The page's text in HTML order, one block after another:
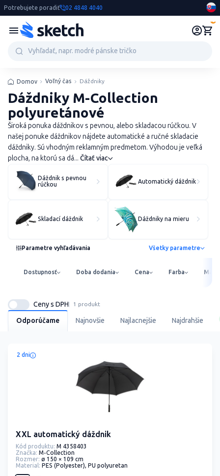
Potrebujete poradiť 02 4848 4040
Domov Voľný čas Dáždniky
Dáždniky M-Collection
polyuretánové
Široká ponuka dáždnikov s pevnou, alebo skladacou rúčkou. V
našej ponuke dáždnikov nájdete automatické a ručné skladacie
dáždniky. Sú vhodným reklamným predmetom. Výhodou je veľká
plocha, na ktorú sa dá... Čítať viac
Dáždnik s pevnou
rúčkou
Automatický dáždnik
Skladací dáždnik Dáždniky na mieru
Parametre vyhľadávania Všetky parametre
Dostupnosť Doba dodania Cena Farba
Odporúčame Najnovšie Najlacnejšie Najdrahšie
Ceny s DPH 1 produkt
2 dni
XXL automatický dáždnik
Kód produktu: M 4358403
Značka: M-Collection
Rozmer: ø 150 × 109 cm
Material: PES (Polyester), PU polyuretan